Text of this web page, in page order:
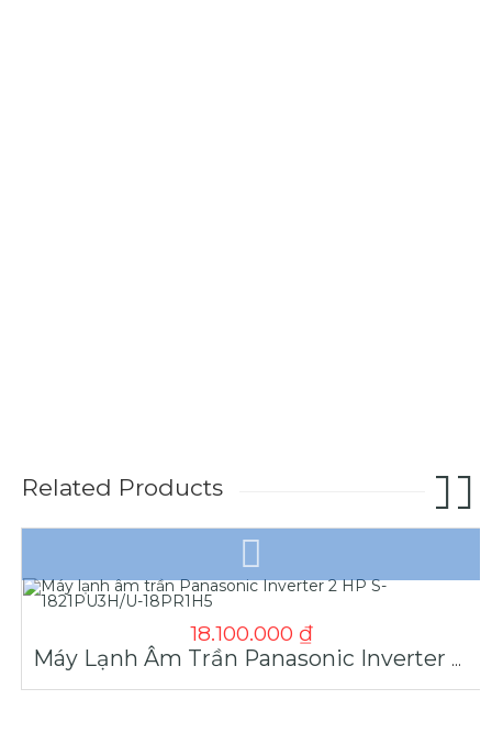
Related Products
18.100.000 ₫
Máy Lạnh Âm Trần Panasonic Inverter 2 HP S-1821PU3H/U-18PR1H5